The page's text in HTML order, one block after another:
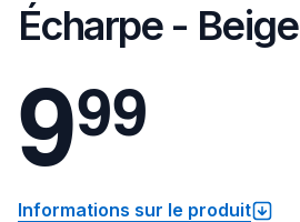
Écharpe - Beige
999
Informations sur le produit